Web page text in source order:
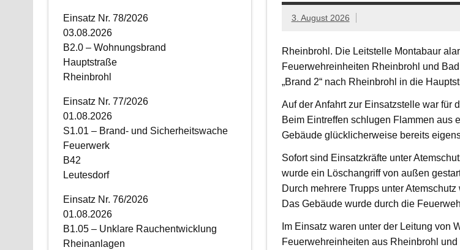
3. August 2026
Rheinbrohl. Die Leitstelle Montabaur
Feuerwehreinheiten Rheinbrohl und
„Brand 2“ nach Rheinbrohl in die
Auf der Anfahrt zur Einsatzstelle war für
Beim Eintreffen schlugen Flammen aus
Gebäude glücklicherweise bereits
Sofort sind Einsatzkräfte unter
wurde ein Löschangriff von außen
Durch mehrere Trupps unter
Das Gebäude wurde durch die
Im Einsatz waren unter der Leitung von
Feuerwehreinheiten aus Rheinbrohl
Einsatz Nr. 78/2026
03.08.2026
B2.0 – Wohnungsbrand
Hauptstraße
Rheinbrohl
Einsatz Nr. 77/2026
01.08.2026
S1.01 – Brand- und Sicherheitswache
Feuerwerk
B42
Leutesdorf
Einsatz Nr. 76/2026
01.08.2026
B1.05 – Unklare Rauchentwicklung
Rheinanlagen